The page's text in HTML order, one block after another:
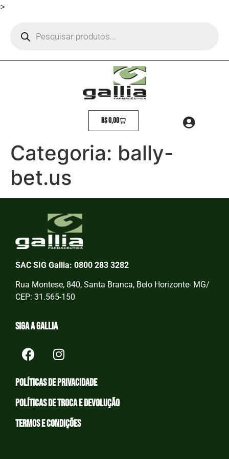
>
R$0,00
Categoria: bally-
bet.us
SAC SIG Gallia: 0800 283 3282
Rua Montese, 840, Santa Branca, Belo Horizonte- MG/
CEP: 31.565-150
Siga a Gallia
Políticas de privacidade
Políticas de Troca e devolução
Termos e condições